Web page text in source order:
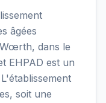
âgées
dans le
EHPAD est un
soit une